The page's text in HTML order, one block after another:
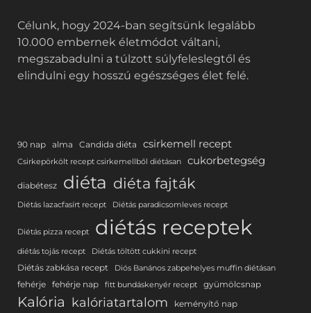
Célunk, hogy 2024-ban segítsünk legalább
10.000 embernek életmódot váltani,
megszabadulni a túlzott súlyfeleslegtől és
elindulni egy hosszú egészséges élet felé.
90 nap alma Candida diéta csirkemell recept
Csirkepörkölt recept csirkemellből diétásan cukorbetegség
diabétesz diéta diéta fajták
Diétás lazacfasírt recept Diétás paradicsomleves recept
Diétás pizza recept diétás receptek
diétás tojás recept Diétás töltött cukkini recept
Diétás zabkása recept Diós Banános zabpehelyes muffin diétásan
fehérje fehérje nap fitt bundáskenyér recept gyümölcsnap
Kalória kalóriatartalom keményítő nap